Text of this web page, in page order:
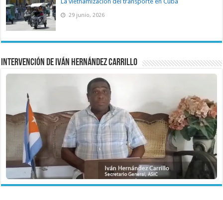
29 junio, 2026
Intervención de Iván Hernández Carrillo